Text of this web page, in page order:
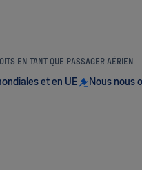
EN TANT QUE PASSAGER AÉRIEN
et en UE Nous nous